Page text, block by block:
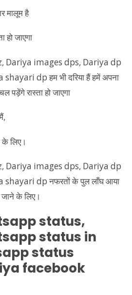
मालूम है
हो जाएगा
लिए।
status,
status in
status
facebook